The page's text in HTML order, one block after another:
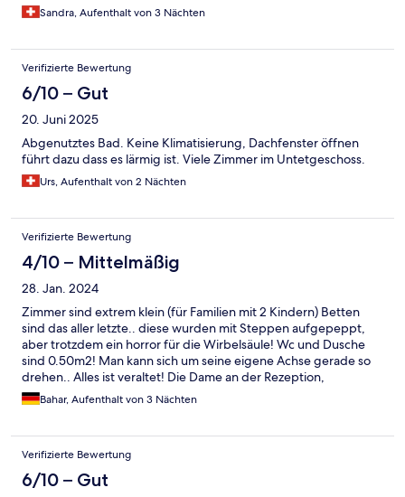
Sandra, Aufenthalt von 3 Nächten
Verifizierte Bewertung
6/10 – Gut
20. Juni 2025
Abgenutztes Bad. Keine Klimatisierung, Dachfenster öffnen
führt dazu dass es lärmig ist. Viele Zimmer im Untetgeschoss.
Urs, Aufenthalt von 2 Nächten
Verifizierte Bewertung
4/10 – Mittelmäßig
28. Jan. 2024
Zimmer sind extrem klein (für Familien mit 2 Kindern) Betten
sind das aller letzte.. diese wurden mit Steppen aufgepeppt,
aber trotzdem ein horror für die Wirbelsäule! Wc und Dusche
sind 0.50m2! Man kann sich um seine eigene Achse gerade so
drehen.. Alles ist veraltet! Die Dame an der Rezeption,
womöglich die Inhaberin, ist das aller letzte! Kein Augenkontakt
und ziemlich arrogant!
Bahar, Aufenthalt von 3 Nächten
Verifizierte Bewertung
6/10 – Gut